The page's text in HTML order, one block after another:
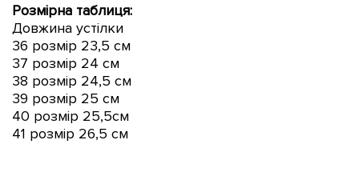
Розмірна таблиця:
Довжина устілки
36 розмір 23,5 см
37 розмір 24 см
38 розмір 24,5 см
39 розмір 25 см
40 розмір 25,5см
41 розмір 26,5 см